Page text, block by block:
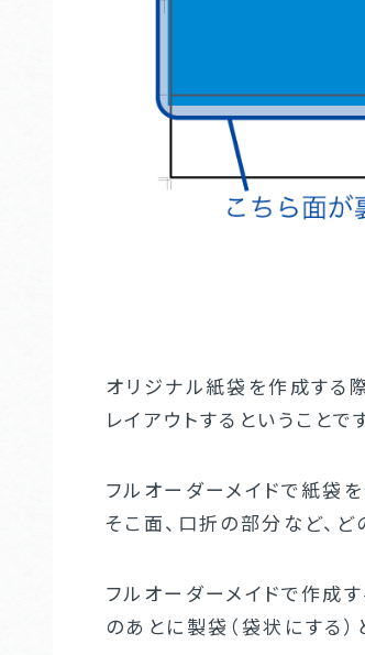
オリジナル紙袋を作成する
レイアウトするということで
フルオーダーメイドで紙袋
そこ面、口折の部分など、
フルオーダーメイドで作成
のあとに製袋（袋状にする）